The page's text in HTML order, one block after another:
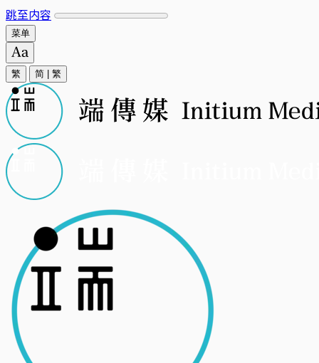
跳至内容
菜单
繁 简 繁